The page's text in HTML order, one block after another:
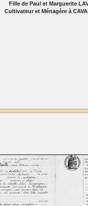
Fille de Paul et Marguerite
Cultivateur et Ménagère à